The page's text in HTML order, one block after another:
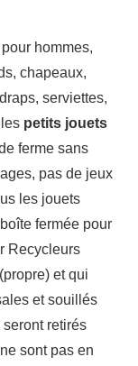
hommes,
chapeaux,
serviettes,
petits jouets
ferme sans
pas de jeux
les jouets
fermée pour
Recycleurs
et qui
et souillés
retirés
sont pas en